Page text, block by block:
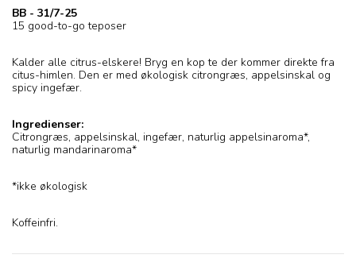
BB - 31/7-25
15 good-to-go teposer
Kalder alle citrus-elskere! Bryg en kop te der kommer direkte fra
citus-himlen. Den er med økologisk citrongræs, appelsinskal og
spicy ingefær.
Ingredienser:
Citrongræs, appelsinskal, ingefær, naturlig appelsinaroma*,
naturlig mandarinaroma*
*ikke økologisk
Koffeinfri.